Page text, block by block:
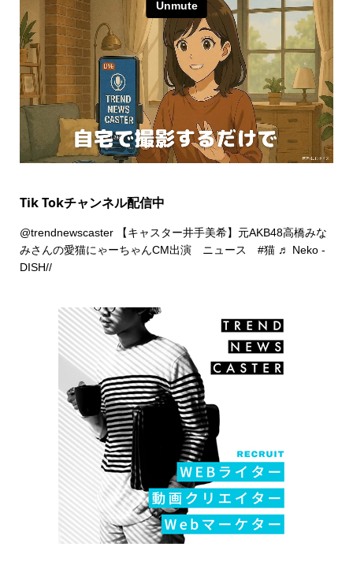
Tik Tokチャンネル配信中
@trendnewscaster【キャスター井手美希】元AKB48高橋みな
みさんの愛猫にゃーちゃんCM出演 ニュース #猫 ♬ Neko -
DISH//